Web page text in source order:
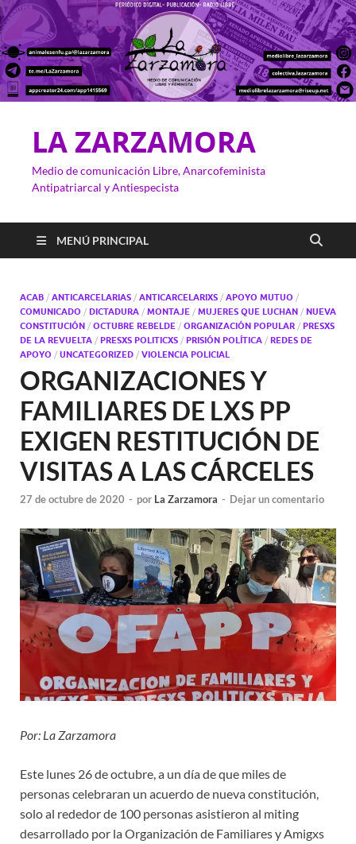
LA ZARZAMORA
Medio de comunicación Libre, Anarcofeminista
Antipatriarcal y Antiespecista
MENÚ PRINCIPAL
ACAB / ANTICARCELARIAS / ANTICARCELARIXS / APOYO MUTUO /
COMUNICADO / DICTADURA / MONTAJE / MUJERES QUE LUCHAN / NUEVA
CONSTITUCIÓN / OCTUBRE REBELDE / ORGANIZACIÓN POPULAR / PRESXS
DE LA REVUELTA / PRESXS POLITICXS / PRISIÓN POLÍTICA / REDES DE
APOYO / UNCATEGORIZED / VIOLENCIA POLICIAL
ORGANIZACIONES Y
FAMILIARES DE LXS PP
EXIGEN RESTITUCIÓN DE
VISITAS A LAS CÁRCELES
27 de octubre de 2020 - por La Zarzamora - Dejar un comentario
Por: La Zarzamora
Este lunes 26 de octubre, a un día de que miles de
personas celebraran un acuerdo de nueva constitución,
solo al rededor de 100 personas asistieron al miting
desarrollado por la Organización de Familiares y Amigxs